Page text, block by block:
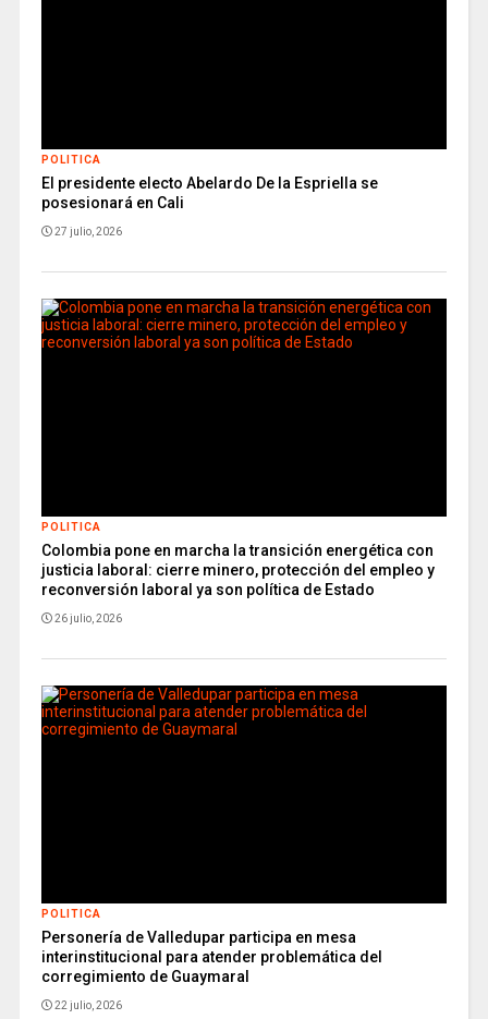
POLITICA
El presidente electo Abelardo De la Espriella se
posesionará en Cali
27 julio, 2026
POLITICA
Colombia pone en marcha la transición energética con
justicia laboral: cierre minero, protección del empleo y
reconversión laboral ya son política de Estado
26 julio, 2026
POLITICA
Personería de Valledupar participa en mesa
interinstitucional para atender problemática del
corregimiento de Guaymaral
22 julio, 2026